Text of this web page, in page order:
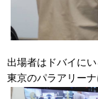
出場者はドバイに
東京のパラアリー